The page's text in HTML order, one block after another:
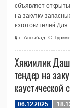
объявляет
на закупку
изготовителей
г. Ашхабад, С.
Хякимлик
тендер на
каустической
06.12.2025